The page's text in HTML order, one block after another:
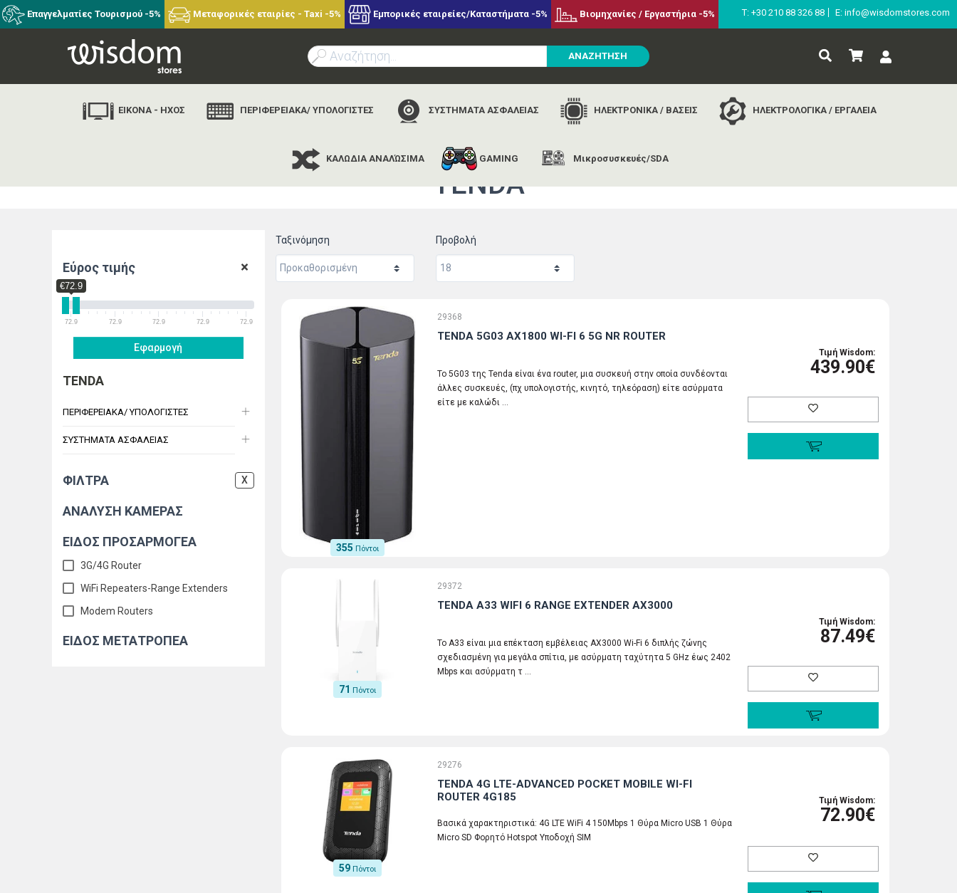
Επαγγελματίες Τουρισμού -5% Μεταφορικές εταιρίες - Taxi -5% Εμπορικές εταιρείες/Καταστήματα -5% Βιομηχανίες / Εργαστήρια -5% Τ: +30 210 88 326 88 E: info@wisdomstores.com
ΑΝΑΖΗΤΗΣΗ
ΕΙΚΟΝΑ - ΗΧΟΣ ΠΕΡΙΦΕΡΕΙΑΚΑ/ ΥΠΟΛΟΓΙΣΤΕΣ ΣΥΣΤΗΜΑΤΑ ΑΣΦΑΛΕΙΑΣ ΗΛΕΚΤΡΟΝΙΚΑ / ΒΑΣΕΙΣ ΗΛΕΚΤΡΟΛΟΓΙΚΑ / ΕΡΓΑΛΕΙΑ
ΚΑΛΩΔΙΑ ΑΝΑΛΏΣΙΜΑ GAMING Μικροσυσκευές/SDA
αρχική εταιρίες tenda
TENDA
Εύρος τιμής
€72.9
72.9 72.9 72.9 72.9 72.9
Εφαρμογή
TENDA
ΠΕΡΙΦΕΡΕΙΑΚΑ/ ΥΠΟΛΟΓΙΣΤΕΣ
ΣΥΣΤΗΜΑΤΑ ΑΣΦΑΛΕΙΑΣ
ΦΙΛΤΡΑ X
ΑΝΑΛΥΣΗ ΚΑΜΕΡΑΣ
ΕΙΔΟΣ ΠΡΟΣΑΡΜΟΓΕΑ
3G/4G Router
WiFi Repeaters-Range Extenders
Modem Routers
ΕΙΔΟΣ ΜΕΤΑΤΡΟΠΕΑ
Ταξινόμηση Προβολή
355 Πόντοι
29368
TENDA 5G03 AX1800 WI-FI 6 5G NR ROUTER
Το 5G03 της Tenda είναι ένα router, μια συσκευή στην οποία συνδέονται
άλλες συσκευές, (πχ υπολογιστής, κινητό, τηλεόραση) είτε ασύρματα
είτε με καλώδι …
Τιμή Wisdom:
439.90€
71 Πόντοι
29372
TENDA A33 WIFI 6 RANGE EXTENDER AX3000
Το A33 είναι μια επέκταση εμβέλειας AX3000 Wi-Fi 6 διπλής ζώνης
σχεδιασμένη για μεγάλα σπίτια, με ασύρματη ταχύτητα 5 GHz έως 2402
Mbps και ασύρματη τ …
Τιμή Wisdom:
87.49€
59 Πόντοι
29276
TENDA 4G LTE-ADVANCED POCKET MOBILE WI-FI
ROUTER 4G185
Βασικά χαρακτηριστικά: 4G LTE WiFi 4 150Mbps 1 Θύρα Micro USB 1 Θύρα
Micro SD Φορητό Hotspot Υποδοχή SIM
Τιμή Wisdom:
72.90€